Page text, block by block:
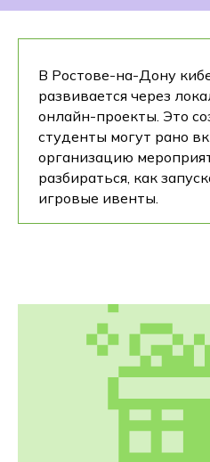
В Ростове-на-Дону
развивается через
онлайн-проекты. Это
студенты могут рано
организацию
разбираться, как
игровые ивенты.